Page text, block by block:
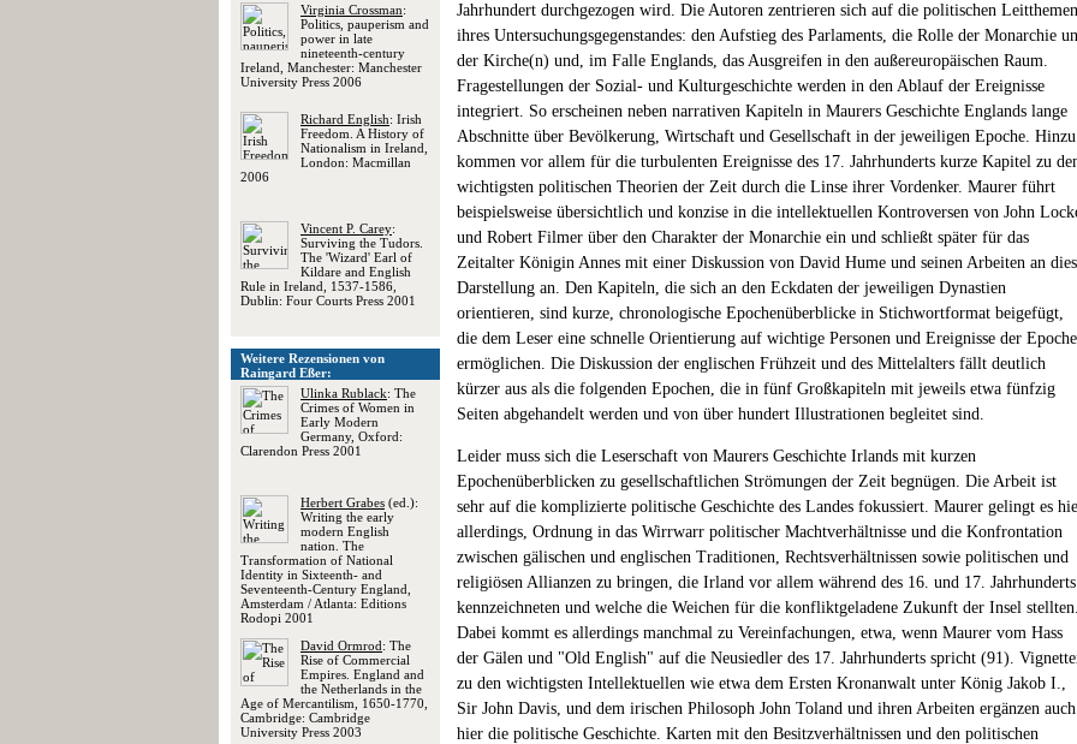
Virginia Crossman:
Politics, pauperism and
power in late
nineteenth-century
Ireland, Manchester: Manchester
University Press 2006
Richard English: Irish
Freedom. A History of
Nationalism in Ireland,
London: Macmillan
2006
Vincent P. Carey:
Surviving the Tudors.
The 'Wizard' Earl of
Kildare and English
Rule in Ireland, 1537-1586,
Dublin: Four Courts Press 2001
Weitere Rezensionen von
Raingard Eßer:
Ulinka Rublack: The
Crimes of Women in
Early Modern
Germany, Oxford:
Clarendon Press 2001
Herbert Grabes (ed.):
Writing the early
modern English
nation. The
Transformation of National
Identity in Sixteenth- and
Seventeenth-Century England,
Amsterdam / Atlanta: Editions
Rodopi 2001
David Ormrod: The
Rise of Commercial
Empires. England and
the Netherlands in the
Age of Mercantilism, 1650-1770,
Cambridge: Cambridge
University Press 2003
Jahrhundert durchgezogen wird. Die Autoren zentrieren sich auf die politischen Leitthemen
ihres Untersuchungsgegenstandes: den Aufstieg des Parlaments, die Rolle der Monarchie
der Kirche(n) und, im Falle Englands, das Ausgreifen in den außereuropäischen Raum.
Fragestellungen der Sozial- und Kulturgeschichte werden in den Ablauf der Ereignisse
integriert. So erscheinen neben narrativen Kapiteln in Maurers Geschichte Englands lange
Abschnitte über Bevölkerung, Wirtschaft und Gesellschaft in der jeweiligen Epoche. Hinzu
kommen vor allem für die turbulenten Ereignisse des 17. Jahrhunderts kurze Kapitel zu
wichtigsten politischen Theorien der Zeit durch die Linse ihrer Vordenker. Maurer führt
beispielsweise übersichtlich und konzise in die intellektuellen Kontroversen von John
und Robert Filmer über den Charakter der Monarchie ein und schließt später für das
Zeitalter Königin Annes mit einer Diskussion von David Hume und seinen Arbeiten an
Darstellung an. Den Kapiteln, die sich an den Eckdaten der jeweiligen Dynastien
orientieren, sind kurze, chronologische Epochenüberblicke in Stichwortformat beigefügt,
die dem Leser eine schnelle Orientierung auf wichtige Personen und Ereignisse der Epoche
ermöglichen. Die Diskussion der englischen Frühzeit und des Mittelalters fällt deutlich
kürzer aus als die folgenden Epochen, die in fünf Großkapiteln mit jeweils etwa fünfzig
Seiten abgehandelt werden und von über hundert Illustrationen begleitet sind.
Leider muss sich die Leserschaft von Maurers Geschichte Irlands mit kurzen
Epochenüberblicken zu gesellschaftlichen Strömungen der Zeit begnügen. Die Arbeit ist
sehr auf die komplizierte politische Geschichte des Landes fokussiert. Maurer gelingt es
allerdings, Ordnung in das Wirrwarr politischer Machtverhältnisse und die Konfrontation
zwischen gälischen und englischen Traditionen, Rechtsverhältnissen sowie politischen und
religiösen Allianzen zu bringen, die Irland vor allem während des 16. und 17. Jahrhunderts
kennzeichneten und welche die Weichen für die konfliktgeladene Zukunft der Insel
Dabei kommt es allerdings manchmal zu Vereinfachungen, etwa, wenn Maurer vom Hass
der Gälen und "Old English" auf die Neusiedler des 17. Jahrhunderts spricht (91).
zu den wichtigsten Intellektuellen wie etwa dem Ersten Kronanwalt unter König Jakob I.,
Sir John Davis, und dem irischen Philosoph John Toland und ihren Arbeiten ergänzen auch
hier die politische Geschichte. Karten mit den Besitzverhältnissen und den politischen